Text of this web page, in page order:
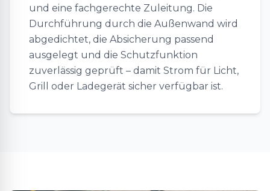
und eine fachgerechte Zuleitung. Die
Durchführung durch die Außenwand wird
abgedichtet, die Absicherung passend
ausgelegt und die Schutzfunktion
zuverlässig geprüft – damit Strom für Licht,
Grill oder Ladegerät sicher verfügbar ist.